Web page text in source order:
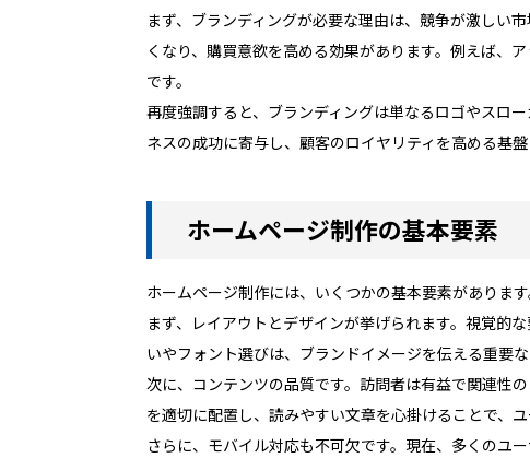
まず、ブランディングが必要な理由は、競争が激しい
くなり、購買意欲を高める効果があります。例えば、
です。
再度強調すると、ブランディングは単なるロゴやスロ
ネスの成功に寄与し、顧客のロイヤリティを高める基盤
ホームページ制作の基本要素
ホームページ制作には、いくつかの基本要素がありま
まず、レイアウトとデザインが挙げられます。視覚的
いやフォント選びは、ブランドイメージを伝える重要な
次に、コンテンツの品質です。訪問者は有益で関連性
を適切に配置し、読みやすい文章を心掛けることで、
さらに、モバイル対応も不可欠です。現在、多くのユ